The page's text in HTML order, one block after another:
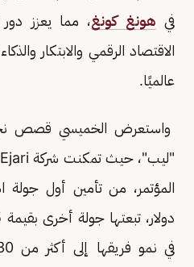
في هونغ كونغ، مما يعزز
الاقتصاد الرقمي والابتكار
عالميًا.
واستعرض الخميسي قصص
المؤتمر، من تأمين أول جولة